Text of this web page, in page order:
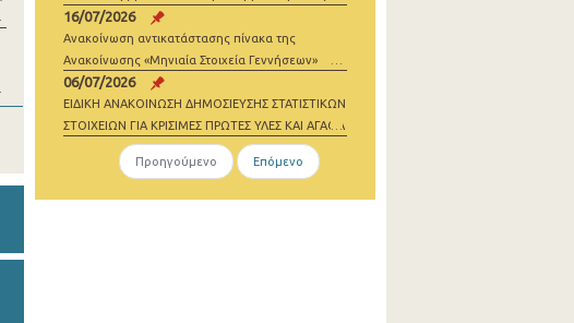
μίσθωσης
16/07/2026
Ανακοίνωση αντικατάστασης πίνακα της
Ανακοίνωσης «Μηνιαία Στοιχεία Γεννήσεων»
06/07/2026
ΕΙΔΙΚΗ ΑΝΑΚΟΙΝΩΣΗ ΔΗΜΟΣΙΕΥΣΗΣ ΣΤΑΤΙΣΤΙΚΩΝ
ΣΤΟΙΧΕΙΩΝ ΓΙΑ ΚΡΙΣΙΜΕΣ ΠΡΩΤΕΣ ΥΛΕΣ ΚΑΙ ΑΓΑΘΑ
ΜΗΔΕΝΙΚΩΝ ΕΚΠΟΜΠΩΝ 2021-2023
Προηγούμενο
Επόμενο